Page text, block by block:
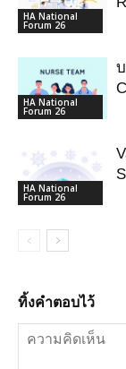
HA National
Forum 26
HA National
Forum 26
HA National
Forum 26
ทิ้งคำตอบไว้